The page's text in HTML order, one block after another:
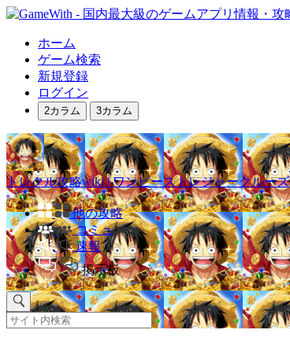
ホーム
ゲーム検索
新規登録
ログイン
2カラム 3カラム
トレクル攻略wiki | ワンピーストレジャークルーズ
他の攻略
コミュ
速報
掲示板